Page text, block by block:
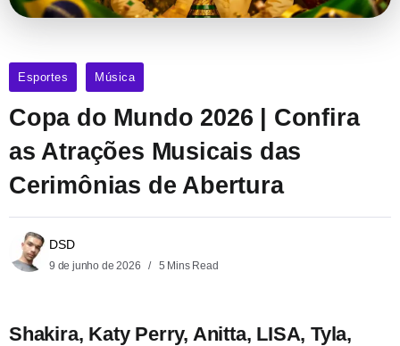
Esportes Música
Copa do Mundo 2026 | Confira
as Atrações Musicais das
Cerimônias de Abertura
DSD
9 de junho de 2026 5 Mins Read
Shakira, Katy Perry, Anitta, LISA, Tyla,